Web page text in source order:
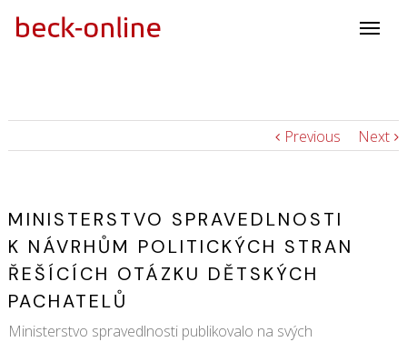
Previous Next
MINISTERSTVO SPRAVEDLNOSTI
K NÁVRHŮM POLITICKÝCH STRAN
ŘEŠÍCÍCH OTÁZKU DĚTSKÝCH
PACHATELŮ
Ministerstvo spravedlnosti publikovalo na svých